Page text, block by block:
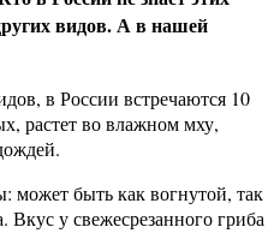
видов. А в нашей
в России встречаются 10
растет во влажном мху,
быть как вогнутой, так
у свежесрезанного гриба